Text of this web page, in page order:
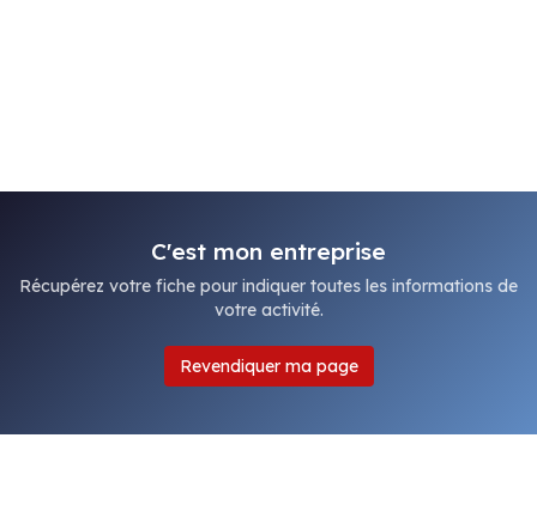
C'est mon entreprise
Récupérez votre fiche pour indiquer toutes les informations de
votre activité.
Revendiquer ma page